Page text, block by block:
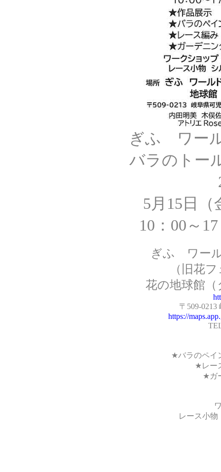
ぎふ ワー
バラのトー
5月15日（
10：00～
ぎふ ワー
（旧花
花の地球館
〒509-0213
https://
★バラのペイ
★レー
★ガ
レース小